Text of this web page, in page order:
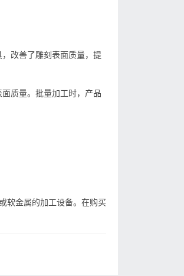
改善了雕刻表面质量，提
质量。批量加工时，产品
软金属的加工设备。在购买